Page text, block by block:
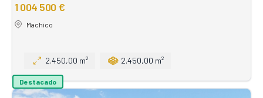
1 004 500 €
Machico
2.450,00 m² 2.450,00 m²
Destacado